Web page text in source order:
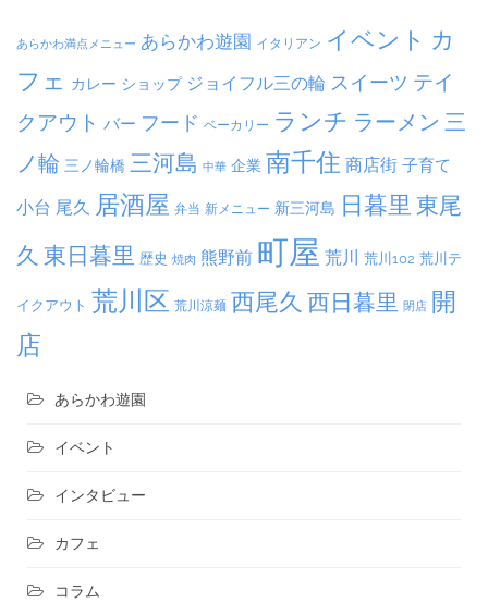
あらかわ満点メニュー あらかわ遊園 イタリアン イベント カ
フェ カレー ショップ ジョイフル三の輪 スイーツ テイ
クアウト バー フード ベーカリー ランチ ラーメン 三
ノ輪 三ノ輪橋 三河島 中華 企業 南千住 商店街 子育て
小台 尾久 居酒屋 弁当 新メニュー 新三河島 日暮里 東尾
久 東日暮里 歴史 焼肉 熊野前 町屋 荒川 荒川102 荒川テ
イクアウト 荒川区 荒川涼麺 西尾久 西日暮里 閉店 開
店
あらかわ遊園
イベント
インタビュー
カフェ
コラム